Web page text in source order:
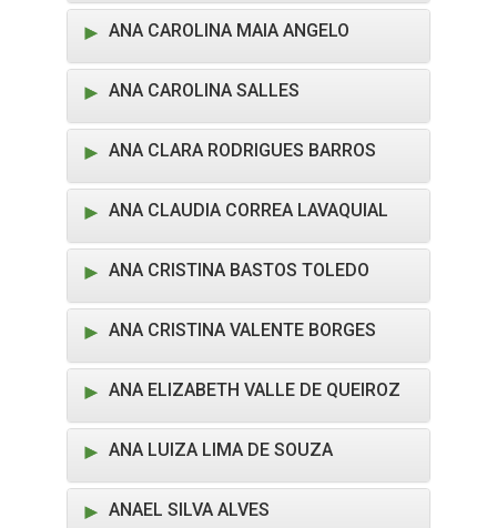
ANA CAROLINA MAIA ANGELO
ANA CAROLINA SALLES
ANA CLARA RODRIGUES BARROS
ANA CLAUDIA CORREA LAVAQUIAL
ANA CRISTINA BASTOS TOLEDO
ANA CRISTINA VALENTE BORGES
ANA ELIZABETH VALLE DE QUEIROZ
ANA LUIZA LIMA DE SOUZA
ANAEL SILVA ALVES